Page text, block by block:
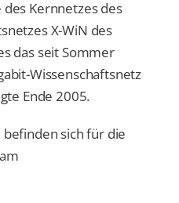
Kernnetzes des
X-WiN des
das seit Sommer
Wissenschaftsnetz
Ende 2005.
sich für die